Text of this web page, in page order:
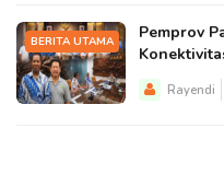
BERITA UTAMA
Pemprov
Rayendi